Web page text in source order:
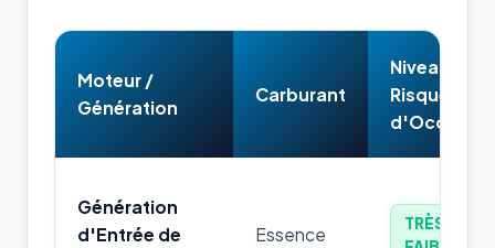
Moteur /
Génération
Carburant
Niveau de
Risque
d'Occasion
Génération
d'Entrée de
Essence
TRÈS